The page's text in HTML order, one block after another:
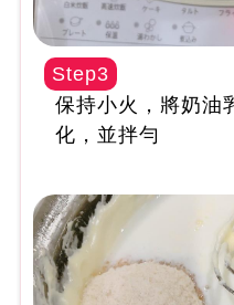
Step3
保持小火，將奶油
化，並拌勻